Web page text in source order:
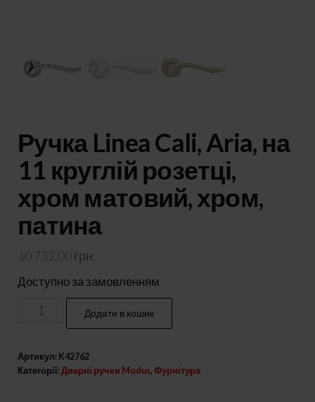
Ручка Linea Cali, Aria, на
11 круглій розетці,
хром матовий, хром,
патина
10 732,00грн.
Доступно за замовленням
Ручка
Aria,
Додати в кошик
Артикул: K42762
Категорії:Дверні ручки Modus, Фурнітура